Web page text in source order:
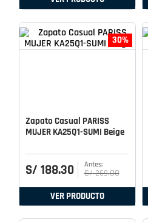
30%
Zapato Casual PARISS
MUJER KA25Q1-SUMI Beige
S/ 188.30 S/ 269.00
VER PRODUCTO